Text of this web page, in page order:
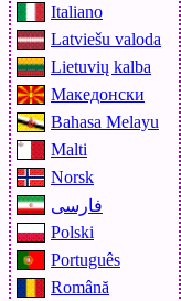
Italiano
Latviešu valoda
Lietuvių kalba
Македонски
Bahasa Melayu
Malti
Norsk
فارسی
Polski
Português
Română